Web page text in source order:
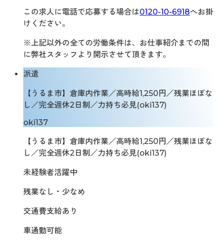
この求人に電話で応募する場合は0120-10-6918へお掛
けください。
※上記以外の全ての労働条件は、お仕事紹介までの間
に弊社スタッフより開示させて頂きます。
派遣
【うるま市】倉庫内作業／高時給1,250円／残業ほぼな
し／完全週休2日制／力持ち必見(oki137)
oki137
【うるま市】倉庫内作業／高時給1,250円／残業ほぼな
し／完全週休2日制／力持ち必見(oki137)
未経験者活躍中
残業なし・少なめ
交通費支給あり
車通勤可能